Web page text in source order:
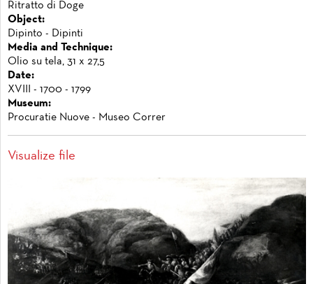
Ritratto di Doge
Object:
Dipinto - Dipinti
Media and Technique:
Olio su tela, 31 x 27,5
Date:
XVIII - 1700 - 1799
Museum:
Procuratie Nuove - Museo Correr
Visualize file